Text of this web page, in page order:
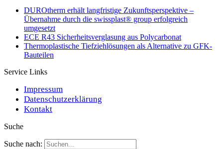
DUROtherm erhält langfristige Zukunftsperspektive –
Übernahme durch die swissplast® group erfolgreich
umgesetzt
ECE R43 Sicherheitsverglasung aus Polycarbonat
Thermoplastische Tiefziehlösungen als Alternative zu GFK-
Bauteilen
Service Links
Impressum
Datenschutzerklärung
Kontakt
Suche
Suche nach: